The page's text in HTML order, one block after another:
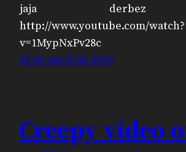
jaja derbez
http://www.youtube.com/watch?
v=1MypNxPv28c
20 de abril de 2010
Creepy video